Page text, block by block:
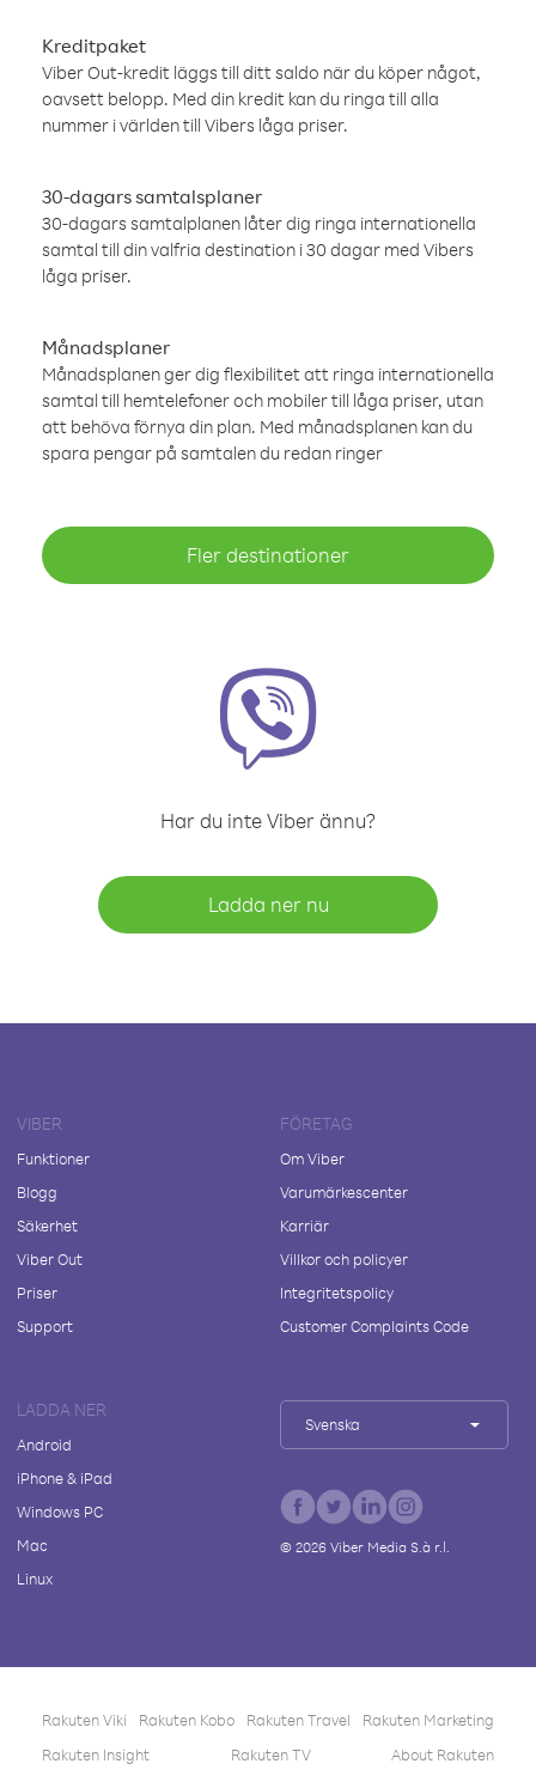
Kreditpaket
Viber Out-kredit läggs till ditt saldo när du köper något,
oavsett belopp. Med din kredit kan du ringa till alla
nummer i världen till Vibers låga priser.
30-dagars samtalsplaner
30-dagars samtalplanen låter dig ringa internationella
samtal till din valfria destination i 30 dagar med Vibers
låga priser.
Månadsplaner
Månadsplanen ger dig flexibilitet att ringa internationella
samtal till hemtelefoner och mobiler till låga priser, utan
att behöva förnya din plan. Med månadsplanen kan du
spara pengar på samtalen du redan ringer
Fler destinationer
Har du inte Viber ännu?
Ladda ner nu
VIBER
Funktioner
Blogg
Säkerhet
Viber Out
Priser
Support
FÖRETAG
Om Viber
Varumärkescenter
Karriär
Villkor och policyer
Integritetspolicy
Customer Complaints Code
LADDA NER
Android
iPhone & iPad
Windows PC
Mac
Linux
Svenska
© 2026Viber Media S.à r.l.
Rakuten Viki Rakuten Kobo Rakuten Travel
Rakuten Marketing
Rakuten Insight
Rakuten TV About Rakuten